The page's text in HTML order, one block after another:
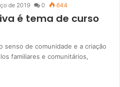
de 2019 0 644
é tema de curso
senso de comunidade e a criação
familiares e comunitários,